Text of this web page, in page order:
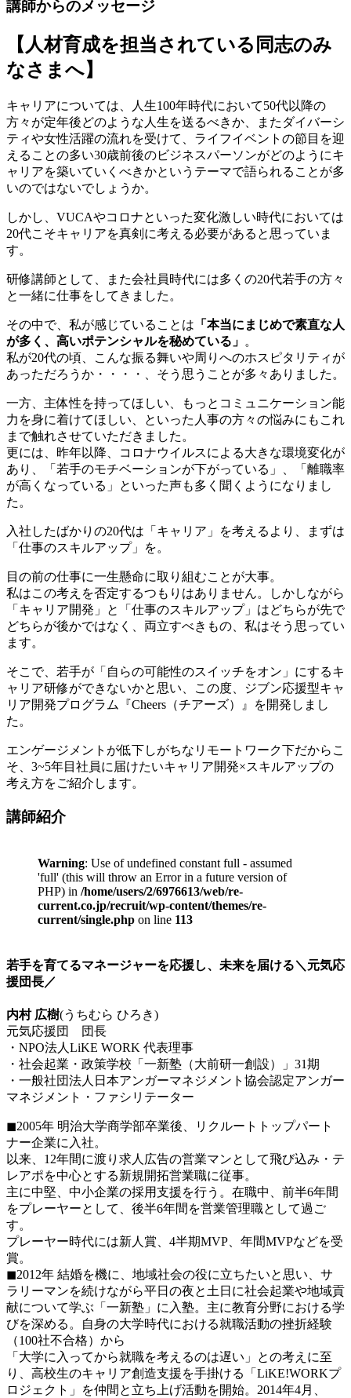
講師からのメッセージ
【人材育成を担当されている同志のみ
なさまへ】
キャリアについては、人生100年時代において50代以降の
方々が定年後どのような人生を送るべきか、またダイバーシ
ティや女性活躍の流れを受けて、ライフイベントの節目を迎
えることの多い30歳前後のビジネスパーソンがどのようにキ
ャリアを築いていくべきかというテーマで語られることが多
いのではないでしょうか。
しかし、VUCAやコロナといった変化激しい時代においては
20代こそキャリアを真剣に考える必要があると思っていま
す。
研修講師として、また会社員時代には多くの20代若手の方々
と一緒に仕事をしてきました。
その中で、私が感じていることは 「本当にまじめで素直な人
が多く、高いポテンシャルを秘めている」 。
私が20代の頃、こんな振る舞いや周りへのホスピタリティが
あっただろうか・・・・、そう思うことが多々ありました。
一方、主体性を持ってほしい、もっとコミュニケーション能
力を身に着けてほしい、といった人事の方々の悩みにもこれ
まで触れさせていただきました。
更には、昨年以降、コロナウイルスによる大きな環境変化が
あり、「若手のモチベーションが下がっている」、「離職率
が高くなっている」といった声も多く聞くようになりまし
た。
入社したばかりの20代は「キャリア」を考えるより、まずは
「仕事のスキルアップ」を。
目の前の仕事に一生懸命に取り組むことが大事。
私はこの考えを否定するつもりはありません。しかしながら
「キャリア開発」と「仕事のスキルアップ」はどちらが先で
どちらが後かではなく、両立すべきもの、私はそう思ってい
ます。
そこで、若手が「自らの可能性のスイッチをオン」にするキ
ャリア研修ができないかと思い、この度、ジブン応援型キャ
リア開発プログラム『Cheers（チアーズ）』を開発しまし
た。
エンゲージメントが低下しがちなリモートワーク下だからこ
そ、3~5年目社員に届けたいキャリア開発×スキルアップの
考え方をご紹介します。
講師紹介
Warning: Use of undefined constant full - assumed
'full' (this will throw an Error in a future version of
PHP) in /home/users/2/6976613/web/re-
current.co.jp/recruit/wp-content/themes/re-
current/single.php on line 113
若手を育てるマネージャーを応援し、未来を届ける＼元気応
援団長／
内村 広樹(うちむら ひろき)
元気応援団 団長
・NPO法人LiKE WORK 代表理事
・社会起業・政策学校「一新塾（大前研一創設）」31期
・一般社団法人日本アンガーマネジメント協会認定アンガー
マネジメント・ファシリテーター
◼2005年 明治大学商学部卒業後、リクルートトップパート
ナー企業に入社。
以来、12年間に渡り求人広告の営業マンとして飛び込み・テ
レアポを中心とする新規開拓営業職に従事。
主に中堅、中小企業の採用支援を行う。在職中、前半6年間
をプレーヤーとして、後半6年間を営業管理職として過ご
す。
プレーヤー時代には新人賞、4半期MVP、年間MVPなどを受
賞。
◼2012年 結婚を機に、地域社会の役に立ちたいと思い、サ
ラリーマンを続けながら平日の夜と土日に社会起業や地域貢
献について学ぶ「一新塾」に入塾。主に教育分野における学
びを深める。自身の大学時代における就職活動の挫折経験
（100社不合格）から
「大学に入ってから就職を考えるのは遅い」との考えに至
り、高校生のキャリア創造支援を手掛ける「LiKE!WORKプ
ロジェクト」を仲間と立ち上げ活動を開始。2014年4月、